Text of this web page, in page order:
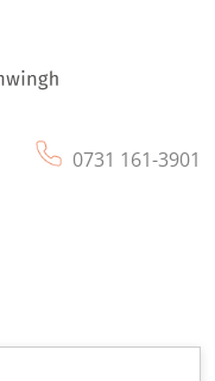
0731 161-3901